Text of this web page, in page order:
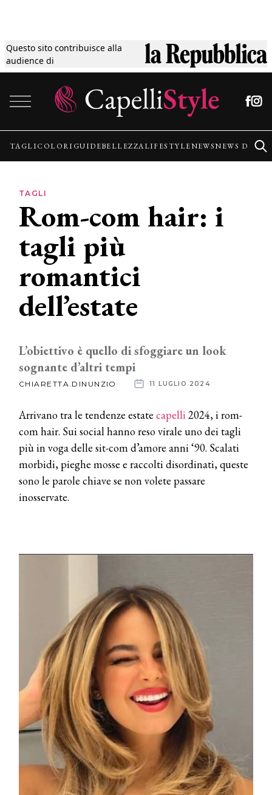
Questo sito contribuisce alla
audience di
Tagli
Colori
Guide
Lifestyle
News
News
aziende
TAGLICOLORI GUIDEBELLEZZALIFESTYLENEWSNEWS
TAGLI
Rom-com hair: i
tagli più
romantici
dell’estate
L’obiettivo è quello di sfoggiare un look
sognante d’altri tempi
CHIARETTA.DINUNZIO 11 LUGLIO 2024
Arrivano tra le tendenze estate capelli 2024, i rom-
com hair. Sui social hanno reso virale uno dei tagli
più in voga delle sit-com d’amore anni ‘90. Scalati
morbidi, pieghe mosse e raccolti disordinati, queste
sono le parole chiave se non volete passare
inosservate.